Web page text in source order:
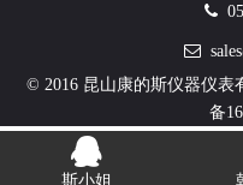
斯小姐


© 2016 昆山康的斯仪器仪
备